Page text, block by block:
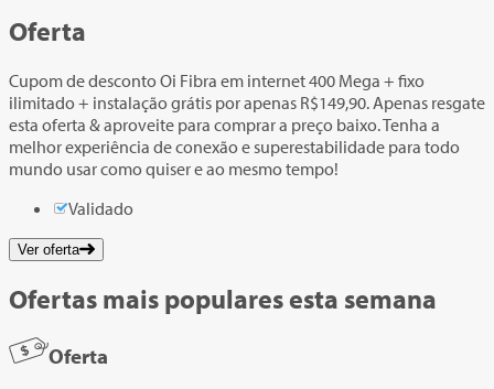
Oferta
Cupom de desconto Oi Fibra em internet 400 Mega + fixo
ilimitado + instalação grátis por apenas R$149,90. Apenas resgate
esta oferta & aproveite para comprar a preço baixo. Tenha a
melhor experiência de conexão e superestabilidade para todo
mundo usar como quiser e ao mesmo tempo!
Validado
Ver oferta
Ofertas mais populares esta semana
Oferta